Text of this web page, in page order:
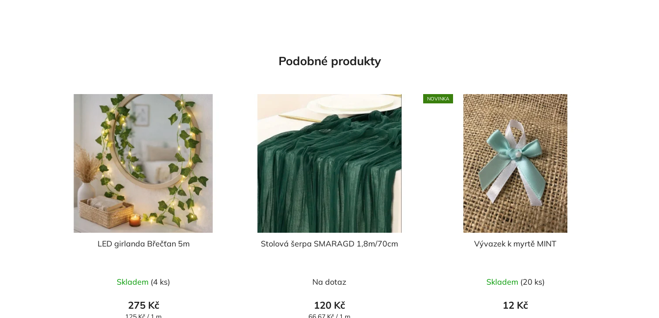
Podobné produkty
LED girlanda Břečťan 5m
Skladem (4 ks)
275 Kč
Měrná
Stolová šerpa SMARAGD 1,8m/70cm
Na dotaz
120 Kč
Měrná
NOVINKA
Vývazek k myrtě MINT
hodnocení
produktu
Skladem (20 ks)
12 Kč